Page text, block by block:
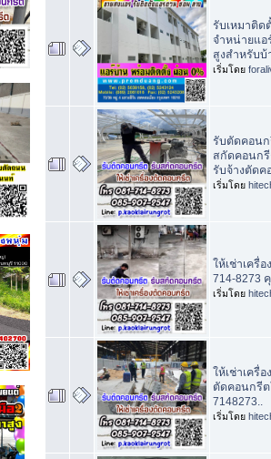
รับเหมาติด
จำหน่ายแ
สูงสำหรับบ้
เริ่มโดย
รับตัดคอน
สกัดคอนกรี
รับจ้างตัดค
เริ่มโดย
ให้เช่าเครื่
714-8273
เริ่มโดย
ให้เช่าเครื่
ตัดคอนกรีต
7148273..
เริ่มโดย